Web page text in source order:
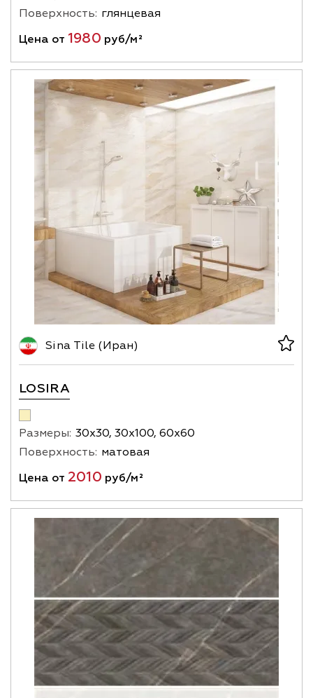
Поверхность: глянцевая
Цена от 1980 руб/м²
Sina Tile (Иран)
LOSIRA
Размеры: 30х30, 30х100, 60х60
Поверхность: матовая
Цена от 2010 руб/м²